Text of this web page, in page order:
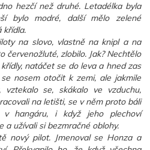
hezčí než druhé. Letadélka byla
bylo modré, další mělo zelené
křídla.
na slovo, vlastně na knipl a na
červenožluté, zlobilo. Jak? Nechtělo
natáčet se do leva a hned zas
nosem otočit k zemi, ale jakmile
se, skákalo ve vzduchu,
na letišti, se v něm proto báli
hangáru, i když jeho plechoví
a užívali si bezmračné oblohy.
nový pilot. Jmenoval se Honza a